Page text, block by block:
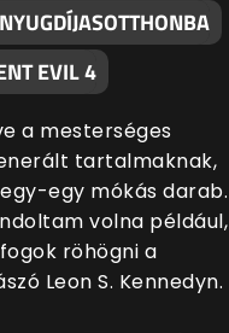
EVIL 4
a mesterséges
tartalmaknak,
egy mókás darab.
volna például,
röhögni a
Leon S. Kennedyn.